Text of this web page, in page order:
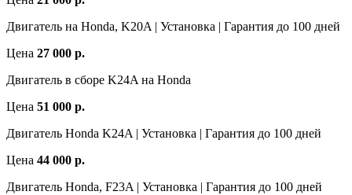
Двигатель на Honda, K20A | Установка | Гарантия до 100 дней
Цена 27 000 р.
Двигатель в сборе K24A на Honda
Цена 51 000 р.
Двигатель Honda K24A | Установка | Гарантия до 100 дней
Цена 44 000 р.
Двигатель Honda, F23A | Установка | Гарантия до 100 дней